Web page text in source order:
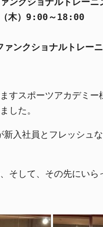
木）9:00～18:00
ンクショナルトレー
すスポーツアカデミ
した。
新入社員とフレッシュ
そして、その先にいら